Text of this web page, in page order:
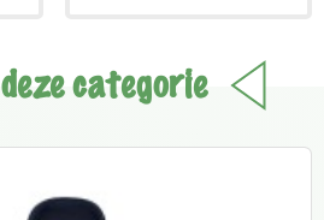
categorie